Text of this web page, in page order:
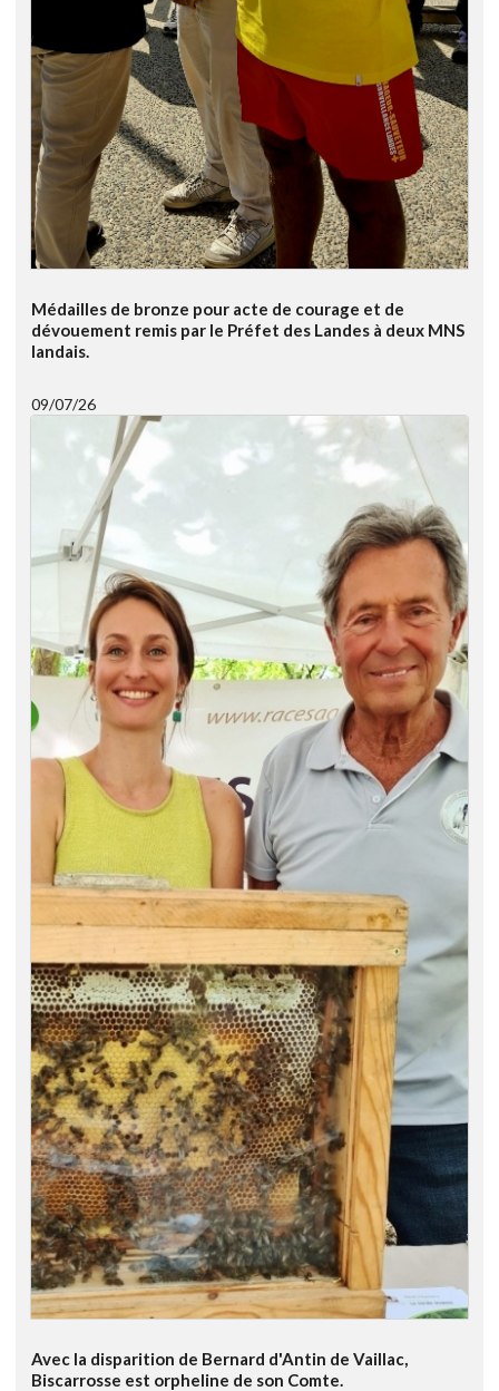
Médailles de bronze pour acte de courage et de
dévouement remis par le Préfet des Landes à deux MNS
landais.
09/07/26
Avec la disparition de Bernard d'Antin de Vaillac,
Biscarrosse est orpheline de son Comte.